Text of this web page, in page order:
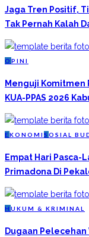
Jaga Tren Positif,
Tak Pernah Kalah
O PINI
Menguji Komitmen
KUA-PPAS 2026
EKONOMI S OSIAL
Empat Hari Pasca-
Primadona Di
H UKUM & KRIMINAL
Dugaan Pelecehan